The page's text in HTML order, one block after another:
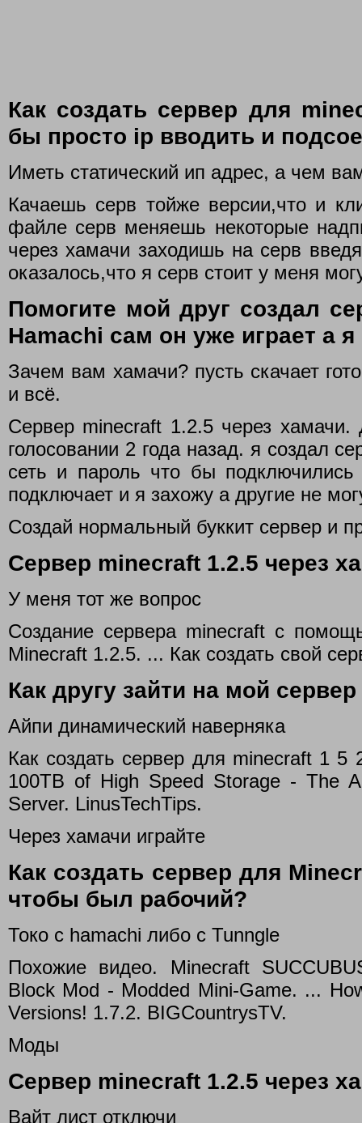
Как создать сервер для
бы просто ip вводить и
Иметь статический ип адрес, а чем
Качаешь серв тойже версии,что и
файле серв меняешь некоторые
через хамачи заходишь на серв
оказалось,что я серв стоит у меня
Помогите мой друг создал
Hamachi сам он уже играет а
Зачем вам хамачи? пусть скачает
и всё.
Сервер minecraft 1.2.5 через
голосовании 2 года назад. я создал
сеть и пароль что бы
подключает и я захожу а другие не
Создай нормальный буккит сервер и
Сервер minecraft 1.2.5 через
У меня тот же вопрос
Создание сервера minecraft с
Minecraft 1.2.5. ... Как создать свой
Как другу зайти на мой
Айпи динамический наверняка
Как создать сервер для minecraft 1
100TB of High Speed Storage - The
Server. LinusTechTips.
Через хамачи играйте
Как создать сервер для
чтобы был рабочий?
Токо с hamachi либо с Tunngle
Похожие видео. Minecraft
Block Mod - Modded Mini-Game. ...
Versions! 1.7.2. BIGCountrysTV.
Моды
Сервер minecraft 1.2.5 через
Вайт лист отключи